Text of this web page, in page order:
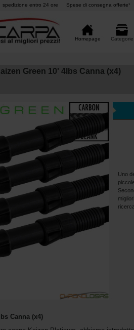
spedizione entro 24 ore Spese di consegna offerte¹
Homepage Categorie
Green 10' 4lbs Canna (x4)
Uno
Canna (x4)